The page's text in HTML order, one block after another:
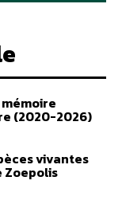
(2020-2026)
vivantes
Zoepolis